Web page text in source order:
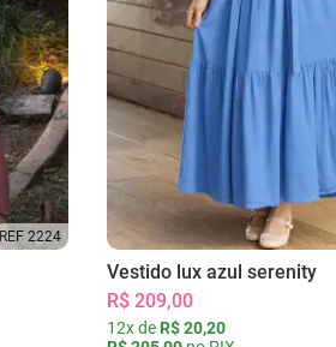
REF 2224
Vestido lux azul serenity
R$ 209,00
12x de R$ 20,20